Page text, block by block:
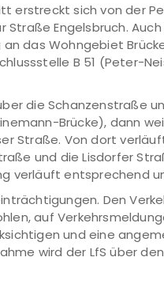
erstreckt sich von der
Engelsbruch.
das Wohngebiet
B 51 (Peter-
die Schanzenstraße
Brücke), dann
Straße. Von dort
und die Lisdorfer
verläuft entsprechend
Den
auf
und eine
wird der LfS über